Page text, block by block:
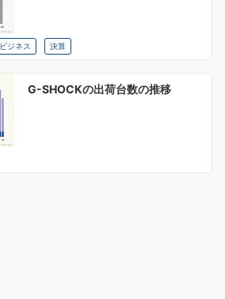
ビジネス 決算
G-SHOCKの出荷台数の推移